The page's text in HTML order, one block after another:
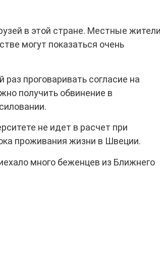
в этой стране. Местные жители
могут показаться очень
проговаривать согласие на
получить обвинение в
не идет в расчет при
проживания жизни в Швеции.
много беженцев из Ближнего